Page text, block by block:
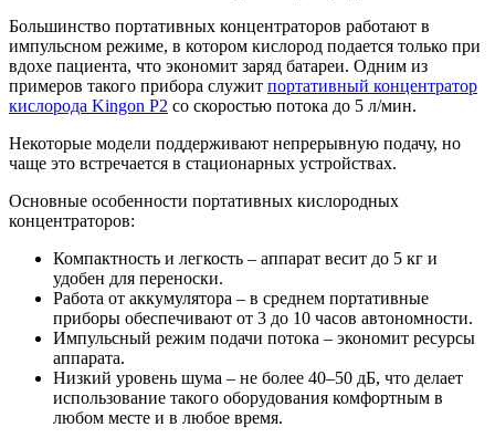
Большинство портативных концентраторов работают в
импульсном режиме, в котором кислород подается только при
вдохе пациента, что экономит заряд батареи. Одним из
примеров такого прибора служит портативный концентратор
кислорода Kingon P2 со скоростью потока до 5 л/мин.
Некоторые модели поддерживают непрерывную подачу, но
чаще это встречается в стационарных устройствах.
Основные особенности портативных кислородных
концентраторов:
Компактность и легкость – аппарат весит до 5 кг и
удобен для переноски.
Работа от аккумулятора – в среднем портативные
приборы обеспечивают от 3 до 10 часов автономности.
Импульсный режим подачи потока – экономит ресурсы
аппарата.
Низкий уровень шума – не более 40–50 дБ, что делает
использование такого оборудования комфортным в
любом месте и в любое время.